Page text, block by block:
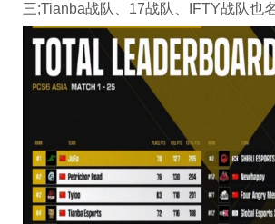
三;Tianba战队、17战队、IFTY战队也